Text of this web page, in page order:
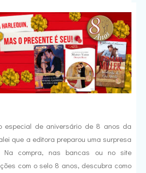
especial de aniversário de 8 anos da
que a editora preparou uma surpresa
Na compra, nas bancas ou no site
com o selo 8 anos, descubra como